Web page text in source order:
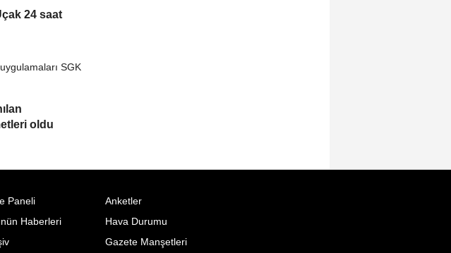
24 saat
oldu
Paneli
Haberleri
Anketler
Hava Durumu
Gazete Manşetleri